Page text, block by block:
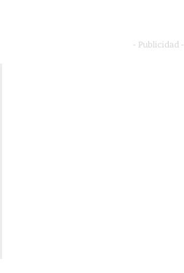
- Publicidad -